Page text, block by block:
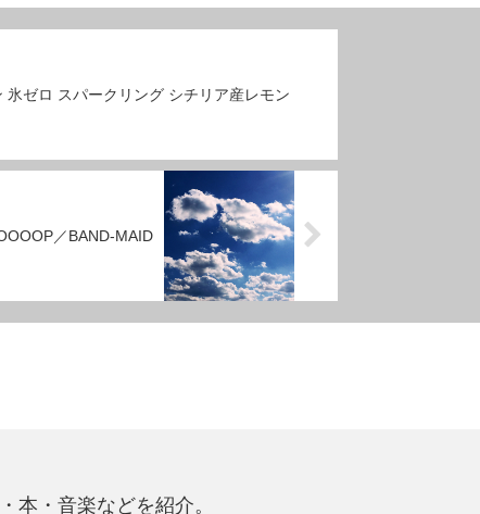
氷ゼロ スパークリング シチリア産レモン
／BAND-MAID
本・音楽などを紹介。